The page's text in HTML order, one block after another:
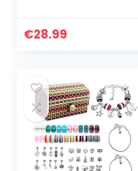
doe-het-zelf-
€28.99